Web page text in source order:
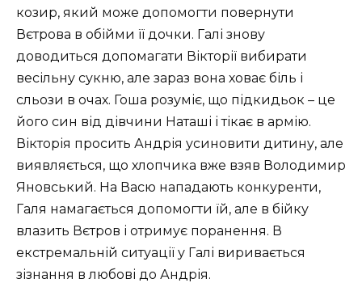
козир, який може допомогти повернути
Вєтрова в обійми її дочки. Галі знову
доводиться допомагати Вікторії вибирати
весільну сукню, але зараз вона ховає біль і
сльози в очах. Гоша розуміє, що підкидьок – це
його син від дівчини Наташі і тікає в армію.
Вікторія просить Андрія усиновити дитину, але
виявляється, що хлопчика вже взяв Володимир
Яновський. На Васю нападають конкуренти,
Галя намагається допомогти їй, але в бійку
влазить Вєтров і отримує поранення. В
екстремальній ситуації у Галі виривається
зізнання в любові до Андрія.